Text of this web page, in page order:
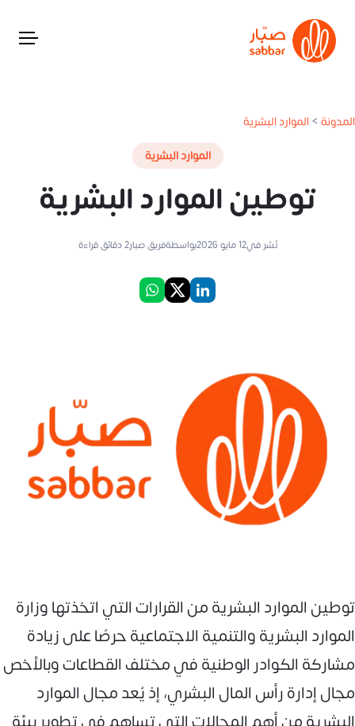
المدونة>الموارد البشرية
الموارد البشرية
توطين الموارد البشرية
نُشر في12 مايو 2026 بواسطةفريق صبار2دقائق قراءة
توطين الموارد البشرية من القرارات التي اتخذتها وزارة
الموارد البشرية والتنمية الاجتماعية حرصًا على زيادة
مشاركة الكوادر الوطنية في مختلف القطاعات وبالأخص
مجال إدارة رأس المال البشري، إذ يُعد مجال الموارد